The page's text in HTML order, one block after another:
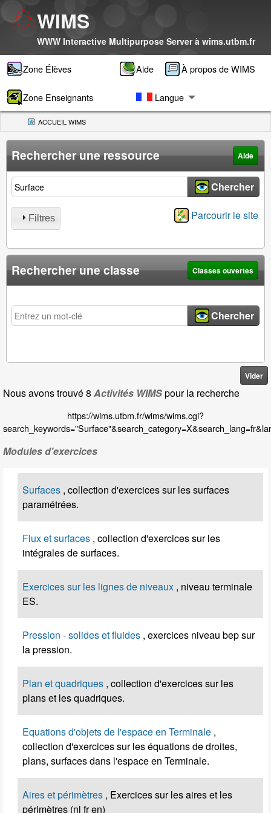
WIMS
WWW Interactive Multipurpose Server àwims.utbm.fr
Zone Élèves
Zone Enseignants
Aide À propos de WIMS
Langue
ACCUEIL WIMS(CURRENT)
Rechercher une ressource Aide
Rechercher une ressource Chercher
Parcourir le site
Filtres
Rechercher une classe Classes ouvertes
Rechercher une classe Chercher
Vider
Nous avons trouvé 8 Activités WIMSpour la recherche
https://wims.utbm.fr/wims/wims.cgi?
Modules d'exercices
Surfaces , collection d'exercices sur les surfaces
paramétrées.
Flux et surfaces , collection d'exercices sur les
intégrales de surfaces.
Exercices sur les lignes de niveaux , niveau terminale
ES.
Pression - solides et fluides , exercices niveau bep sur
la pression.
Plan et quadriques , collection d'exercices sur les
plans et les quadriques.
Equations d'objets de l'espace en Terminale ,
collection d'exercices sur les équations de droites,
plans, surfaces dans l'espace en Terminale.
Aires et périmètres , Exercices sur les aires et les
périmètres (nl fr en)